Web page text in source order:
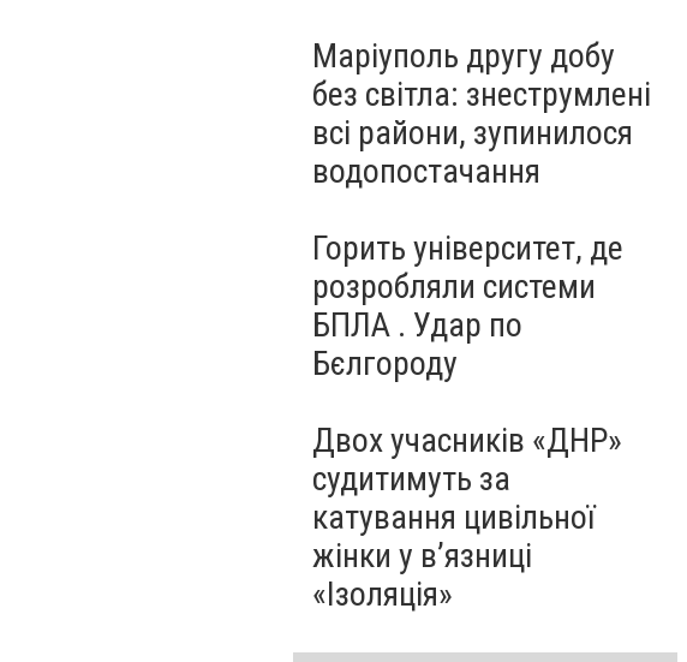
Маріуполь другу добу
без світла: знеструмлені
всі райони, зупинилося
водопостачання
Горить університет, де
розробляли системи
БПЛА . Удар по
Бєлгороду
Двох учасників «ДНР»
судитимуть за
катування цивільної
жінки у в’язниці
«Ізоляція»